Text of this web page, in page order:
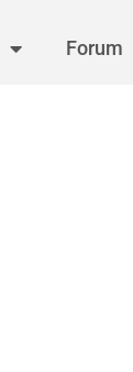
Forum